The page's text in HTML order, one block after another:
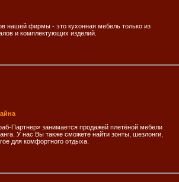
нашей фирмы - это кухонная мебель только из
и комплектующих изделий.
Партнер» занимается продажей плетёной мебели
У нас Вы также сможете найти зонты, шезлонги,
для комфортного отдыха.